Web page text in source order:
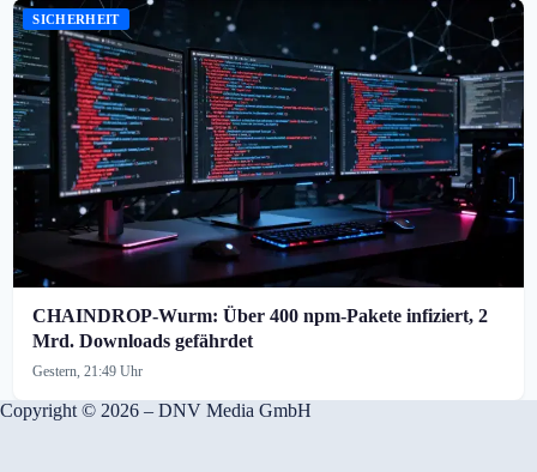
SICHERHEIT
CHAINDROP-Wurm: Über 400 npm-Pakete infiziert, 2
Mrd. Downloads gefährdet
Gestern, 21:49 Uhr
Copyright © 2026 – DNV Media GmbH